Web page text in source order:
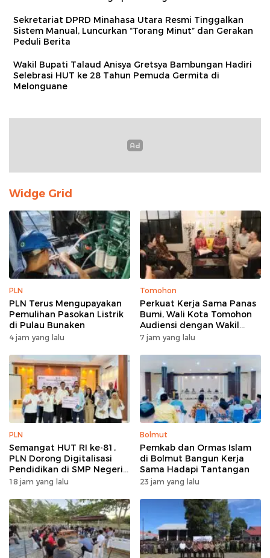
Sekretariat DPRD Minahasa Utara Resmi Tinggalkan
Sistem Manual, Luncurkan “Torang Minut” dan Gerakan
Peduli Berita
Wakil Bupati Talaud Anisya Gretsya Bambungan Hadiri
Selebrasi HUT ke 28 Tahun Pemuda Germita di
Melonguane
Widge Grid
PLN
PLN Terus Mengupayakan
Pemulihan Pasokan Listrik
di Pulau Bunaken
4 jam yang lalu
Tomohon
Perkuat Kerja Sama Panas
Bumi, Wali Kota Tomohon
Audiensi dengan Wakil
Dubes Selandia Baru
7 jam yang lalu
PLN
Semangat HUT RI ke-81,
PLN Dorong Digitalisasi
Pendidikan di SMP Negeri
1 Palu Lewat Program TJSL
18 jam yang lalu
Bolmut
Pemkab dan Ormas Islam
di Bolmut Bangun Kerja
Sama Hadapi Tantangan
23 jam yang lalu